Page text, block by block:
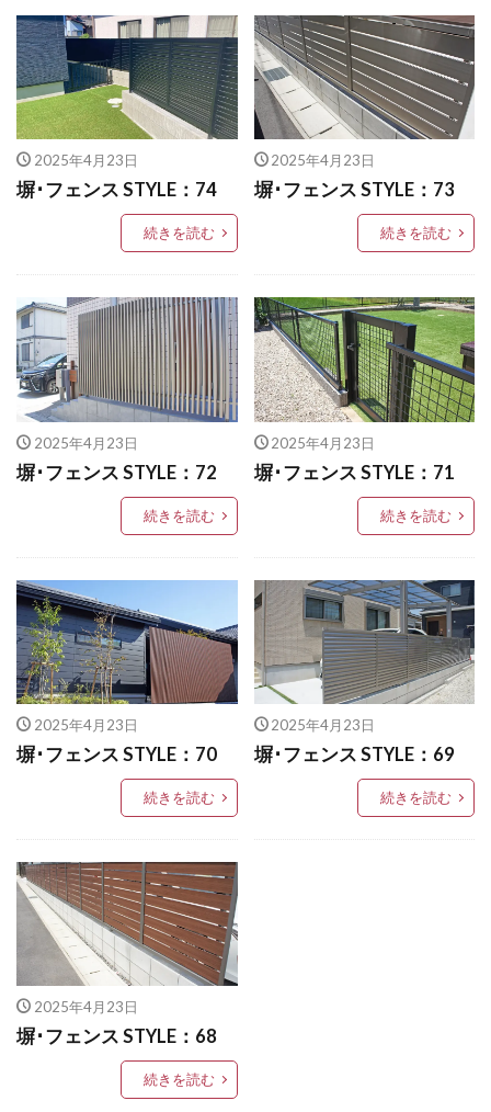
四国化成 マイポートOrigin
四国化成 マイポートⅤ
四国化成 リンクストーン
国産中古枕木
姫高麗
感謝祭
新井窯業 フィウミⅡ
朝日スチール PCフェンス
東洋工業 ヴィンテージウッドスリーパーペイブライト
東洋工業 オークルストーン
東洋工業 カルナ
東洋工業 コテージパン
東洋工業 コテージポール
東洋工業 シェルテ
東洋工業 スギーペイブ
東洋工業 ステンシンクパン
東洋工業 ダルストーン
東洋工業 ナルルポール
東洋工業 ハイブリック
東洋工業 ピンコロ
東洋工業 ブリックパン
東洋工業 ブリックポール
東洋工業 ポルフストーン
東洋工業 リプノ
東洋工業 レイルスリーパーラフト
東洋工業 口金MS型
洗い出し
美濃クラフト Line-s
美濃クラフト アイアンクラフト
美濃クラフト エンシェント
美濃クラフト カリーノ･ピュア
美濃クラフト スーパーステンレス切文字
美濃クラフト スタンダード SN-1
美濃クラフト ステディ AS-11
美濃クラフト ステンレス シャイン
美濃クラフト ステンレス リファイン
美濃クラフト ステンレス切文字
美濃クラフト タイル
美濃クラフト タイル+ステンレス
美濃クラフト バールミ
美濃クラフト パスト
2025年4月23日
塀･フェンス STYLE：74
続きを読む
2025年4月23日
塀･フェンス STYLE：73
続きを読む
2025年4月23日
塀･フェンス STYLE：72
続きを読む
2025年4月23日
塀･フェンス STYLE：71
続きを読む
2025年4月23日
塀･フェンス STYLE：70
続きを読む
2025年4月23日
塀･フェンス STYLE：69
続きを読む
2025年4月23日
塀･フェンス STYLE：68
続きを読む
LIXIL エススライド
LIXIL ガーデンルームGF
LIXIL カーポートSC
LIXIL ガラスサイン
LIXIL グレイスランド
LIXIL コートラインⅡ
LIXIL サイモン
LIXIL サニーブリーズフェンス
LIXIL ジーマ
LIXIL スタイルコート
LIXIL ステンレスサイン
LIXIL スマート宅配ポスト
LIXIL ネクストポスト
LIXIL ネスカ
LIXIL ハイサモア
LIXIL フーゴ
LIXIL ファンクションユニット アクシィ
LIXIL フェンスAB
LIXIL ブラケットウォールライト
LIXIL プラスG
LIXIL プレスタフェンス
LIXIL プレミエス
LIXIL プログコートフェンス
LIXIL ワイドシャッターS
LIXIL 切文字サイン
LIXIL 横型ポストP-1型
LIXIL 樹ら楽ステージ
LIXIL 機能門柱FS
LIXIL 機能門柱FW
LIXIL 美彩 マリンライト
LIXIL 表札灯
LIXIL 門柱灯
LIXIL 開き門扉AB
OnlyOne アートモザイクスクエア
OnlyOne ヴァリオネオ
OnlyOne ウォールマウントライト
OnlyOne エッジネームプレート
OnlyOne カーストップバー
OnlyOne サブレ
OnlyOne シャーポ
OnlyOne ショーケース エントランスユニット
OnlyOne ショーケース専用ボーノ
OnlyOne シンプルフレーム フロントネームプレート